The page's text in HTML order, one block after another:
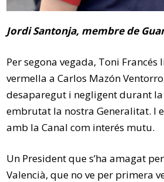
Jordi Santonja, membre de
Per segona vegada, Toni
vermella a Carlos Mazón
desaparegut i negligent durant la
embrutat la nostra Generalitat. I
amb la Canal com interés mutu.
Un President que s’ha amagat
Valencià, que no ve per primera